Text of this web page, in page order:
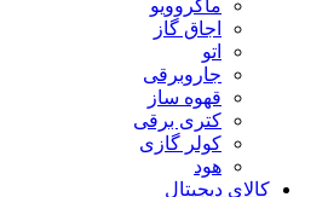
ماکروویو
اجاق گاز
اتو
جاروبرقی
قهوه ساز
کتری برقی
کولر گازی
هود
کالای دیجیتال